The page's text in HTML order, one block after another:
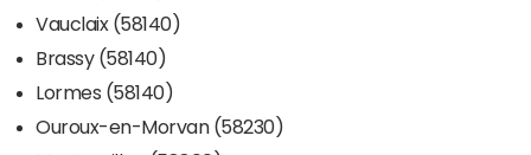
Vauclaix (58140)
Brassy (58140)
Lormes (58140)
Ouroux-en-Morvan (58230)